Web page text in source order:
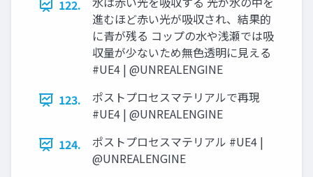
122.
進むほど赤い光が吸収され、結果的
に青が残る コップの水や浅瀬では吸
収量が少ないため無色透明に見える
#UE4 | @UNREALENGINE
123.
ポストプロセスマテリアルで再現
#UE4 | @UNREALENGINE
124.
ポストプロセスマテリアル #UE4 |
@UNREALENGINE